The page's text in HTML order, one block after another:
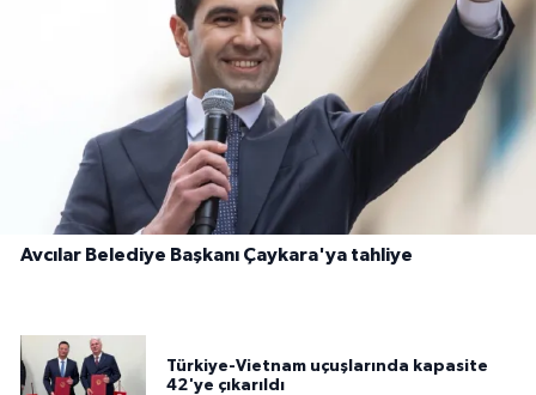
Avcılar Belediye Başkanı Çaykara'ya tahliye
Türkiye-Vietnam uçuşlarında kapasite
42'ye çıkarıldı